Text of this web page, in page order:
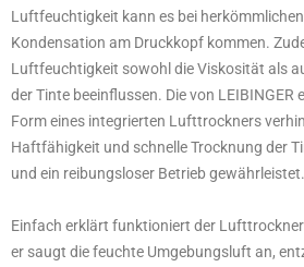
Luftfeuchtigkeit kann es bei
Kondensation am Druckkopf kommen.
Luftfeuchtigkeit sowohl die Viskosität als
der Tinte beeinflussen. Die von LEIBINGER
Form eines integrierten Lufttrockners
Haftfähigkeit und schnelle Trocknung der
und ein reibungsloser Betrieb gewährleistet.
Einfach erklärt funktioniert der
er saugt die feuchte Umgebungsluft an,